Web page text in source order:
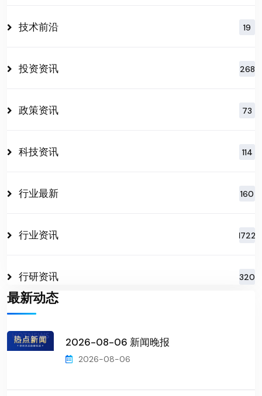
技术前沿 19
投资资讯 268
政策资讯 73
科技资讯 114
行业最新 160
行业资讯 1722
行研资讯 320
最新动态
2026-08-06 新闻晚报
2026-08-06